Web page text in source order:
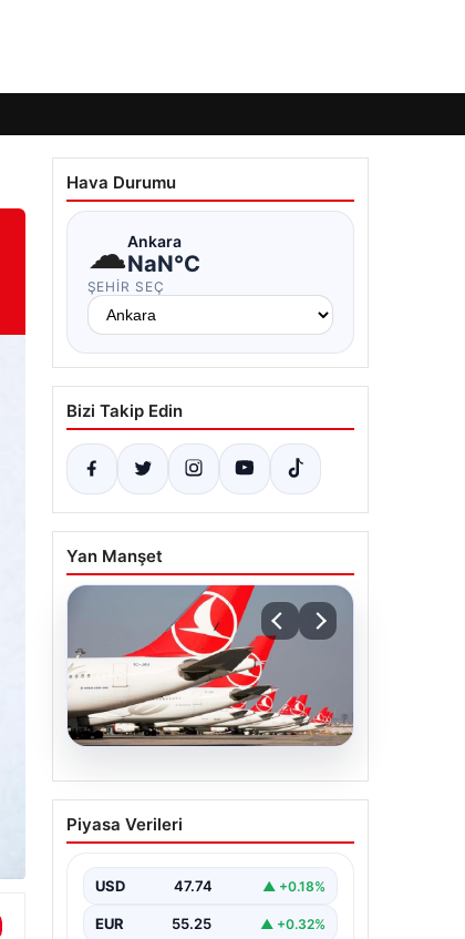
Hava Durumu
☁Ankara
NaN°C
ŞEHIR SEÇ
Bizi Takip Edin
Yan Manşet
07.08.2026
THY, temmuz ayında 9,5
milyon yolcu taşıdı
Piyasa Verileri
USD 47.74 ▲ +0.18%
EUR 55.25 ▲ +0.32%